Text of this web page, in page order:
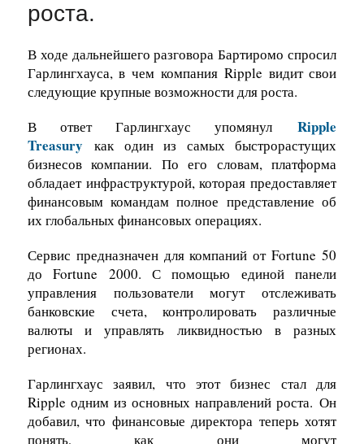
роста.
В ходе дальнейшего разговора Бартиромо спросил
Гарлингхауса, в чем компания Ripple видит свои
следующие крупные возможности для роста.
В ответ Гарлингхаус упомянулRipple
Treasury как один из самых быстрорастущих
бизнесов компании. По его словам, платформа
обладает инфраструктурой, которая предоставляет
финансовым командам полное представление об
их глобальных финансовых операциях.
Сервис предназначен для компаний от Fortune 50
до Fortune 2000. С помощью единой панели
управления пользователи могут отслеживать
банковские счета, контролировать различные
валюты и управлять ликвидностью в разных
регионах.
Гарлингхаус заявил, что этот бизнес стал для
Ripple одним из основных направлений роста.Он
добавил, что финансовые директора теперь хотят
понять, какони могут